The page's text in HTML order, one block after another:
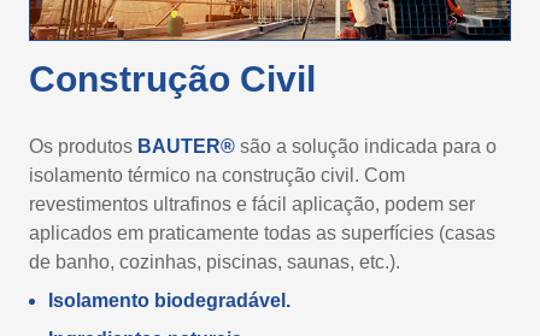
Construção Civil
Os produtos BAUTER® são a solução indicada para o
isolamento térmico na construção civil. Com
revestimentos ultrafinos e fácil aplicação, podem ser
aplicados em praticamente todas as superfícies (casas
de banho, cozinhas, piscinas, saunas, etc.).
Isolamento biodegradável.